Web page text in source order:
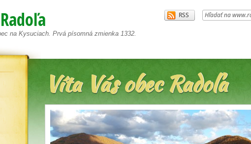
na Kysuciach. Prvá písomná zmienka 1332.
Víta Vás obec Radoľa